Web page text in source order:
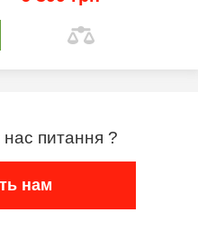
питання ?
нам